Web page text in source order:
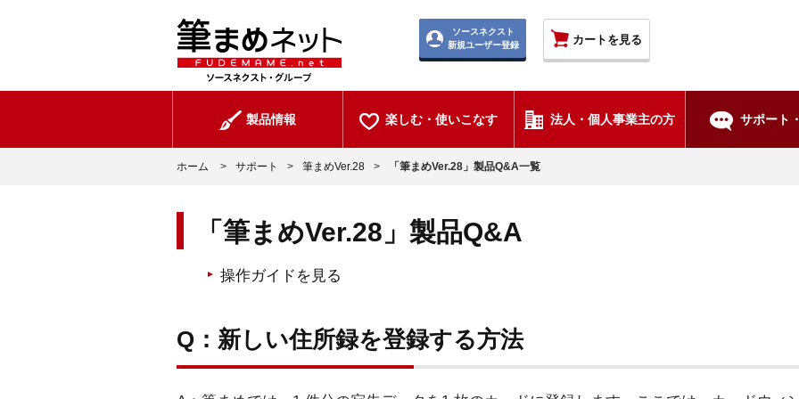
ソースネクスト
新規ユーザー登録
カートを見る
製品情報 楽しむ・使いこなす 法人・個人事業主の方 サポート
ホーム > サポート > 筆まめVer.28 > 「筆まめVer.28」製品Q&A一覧
「筆まめVer.28」製品Q&A
操作ガイドを見る
Q：新しい住所録を登録する方法